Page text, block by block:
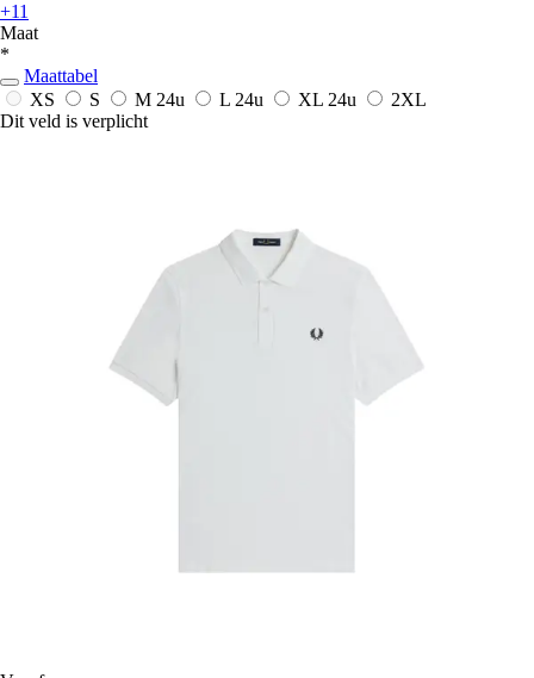
+11
Maat
*
Maattabel
XS
S M 24u L 24u XL 24u
2XL
Dit veld is verplicht